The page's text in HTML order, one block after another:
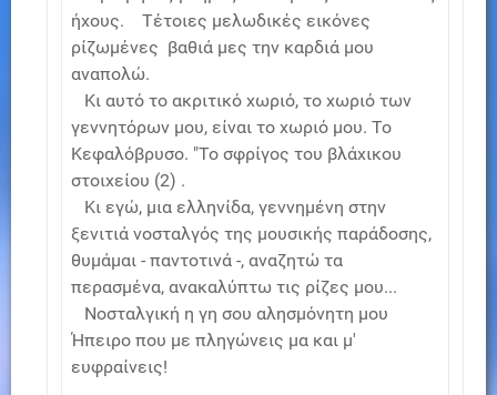
ήχους. Τέτοιες μελωδικές εικόνες
ρίζωμένες βαθιά μες την καρδιά μου
αναπολώ.
Κι αυτό το ακριτικό χωριό, το χωριό των
γεννητόρων μου, είναι το χωριό μου. Το
Κεφαλόβρυσο. "Το σφρίγος του βλάχικου
στοιχείου (2) .
Κι εγώ, μια ελληνίδα, γεννημένη στην
ξενιτιά νοσταλγός της μουσικής παράδοσης,
θυμάμαι - παντοτινά -, αναζητώ τα
περασμένα, ανακαλύπτω τις ρίζες μου...
Νοσταλγική η γη σου αλησμόνητη μου
Ήπειρο που με πληγώνεις μα και μ'
ευφραίνεις!